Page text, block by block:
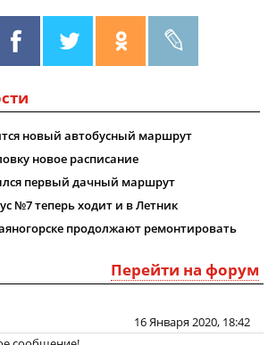
новый автобусный маршрут
новое расписание
первый дачный маршрут
№7 теперь ходит и в Летник
продолжают ремонтировать
Перейти на форум
16 Января 2020, 18:42